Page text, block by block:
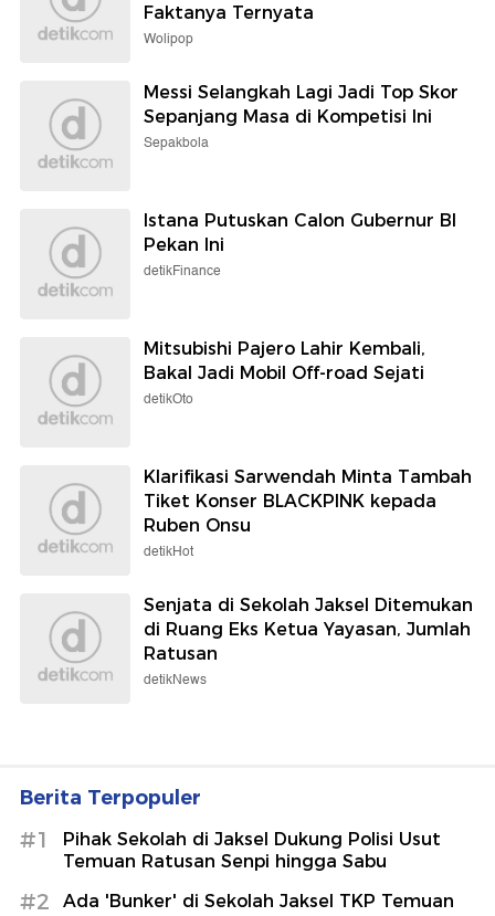
Faktanya Ternyata
Wolipop
Messi Selangkah Lagi Jadi Top Skor
Sepanjang Masa di Kompetisi Ini
Sepakbola
Istana Putuskan Calon Gubernur BI
Pekan Ini
detikFinance
Mitsubishi Pajero Lahir Kembali,
Bakal Jadi Mobil Off-road Sejati
detikOto
Klarifikasi Sarwendah Minta Tambah
Tiket Konser BLACKPINK kepada
Ruben Onsu
detikHot
Senjata di Sekolah Jaksel Ditemukan
di Ruang Eks Ketua Yayasan, Jumlah
Ratusan
detikNews
Berita Terpopuler
#1
Pihak Sekolah di Jaksel Dukung Polisi Usut
Temuan Ratusan Senpi hingga Sabu
#2
Ada 'Bunker' di Sekolah Jaksel TKP Temuan